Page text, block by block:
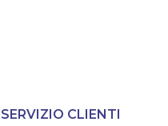
SERVIZIO CLIENTI